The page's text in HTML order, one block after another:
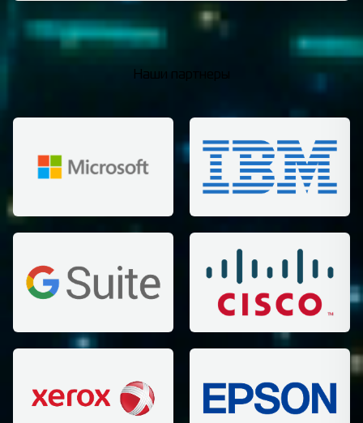
Наши партнеры